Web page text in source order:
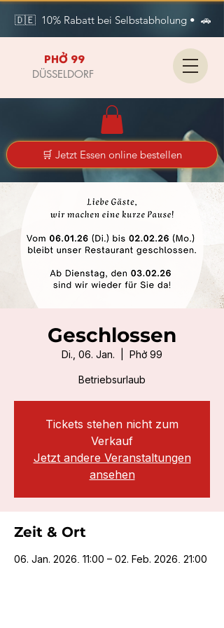
🇩🇪  10% Rabatt bei Selbstabholung •  🚗
PHỞ 99
DÜSSELDORF
🛒 Jetzt Essen online bestellen
Geschlossen
Di., 06. Jan. Phở 99
Betriebsurlaub
Tickets stehen nicht zum
Verkauf
Jetzt andere Veranstaltungen
ansehen
Zeit & Ort
06. Jan. 2026, 11:00 – 02. Feb. 2026, 21:00